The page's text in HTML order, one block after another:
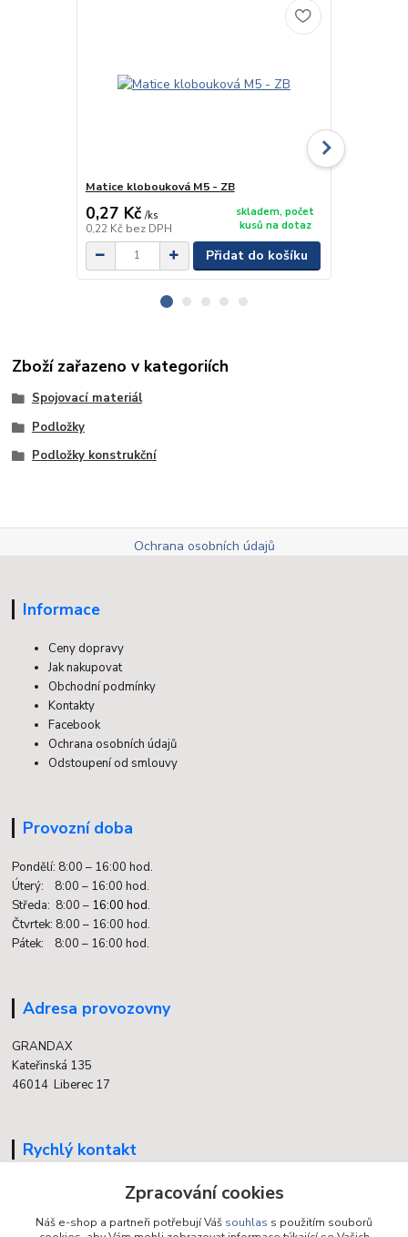
Matice klobouková M5 - ZB
0,27 Kč /ks
0,22 Kč bez DPH
skladem, počet
kusů na dotaz
Přidat do košíku
Zboží zařazeno v kategoriích
Spojovací materiál
Podložky
Podložky konstrukční
Ochrana osobních údajů
Informace
Ceny dopravy
Jak nakupovat
Obchodní podmínky
Kontakty
Facebook
Ochrana osobních údajů
Odstoupení od smlouvy
Provozní doba
Pondělí: 8:00 – 16:00 hod.
Úterý: 8:00 – 16:00 hod.
Středa: 8:00 – 16:00 hod.
Čtvrtek: 8:00 – 16:00 hod.
Pátek: 8:00 – 16:00 hod.
Adresa provozovny
GRANDAX
Kateřinská 135
46014 Liberec 17
Rychlý kontakt
Zpracování cookies
Náš e-shop a partneři potřebují Váš souhlas s použitím souborů